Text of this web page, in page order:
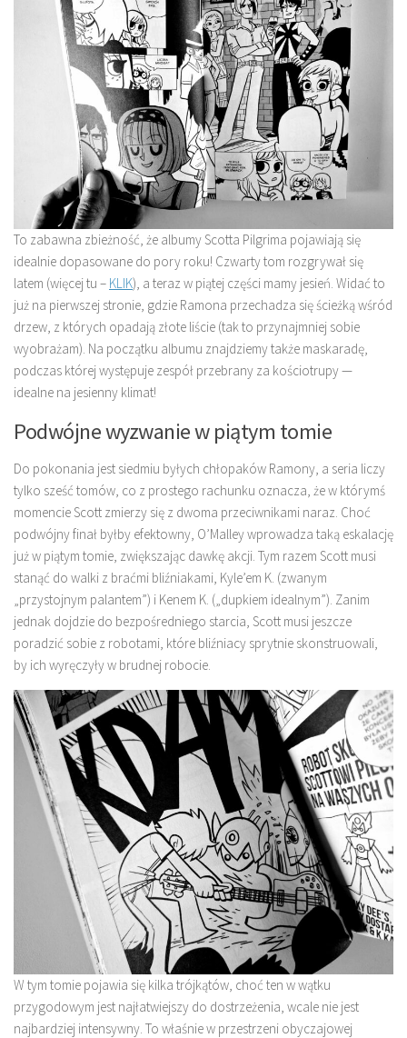
To zabawna zbieżność, że albumy Scotta Pilgrima pojawiają się
idealnie dopasowane do pory roku! Czwarty tom rozgrywał się
latem (więcej tu – KLIK), a teraz w piątej części mamy jesień. Widać to
już na pierwszej stronie, gdzie Ramona przechadza się ścieżką wśród
drzew, z których opadają złote liście (tak to przynajmniej sobie
wyobrażam). Na początku albumu znajdziemy także maskaradę,
podczas której występuje zespół przebrany za kościotrupy —
idealne na jesienny klimat!
Podwójne wyzwanie w piątym tomie
Do pokonania jest siedmiu byłych chłopaków Ramony, a seria liczy
tylko sześć tomów, co z prostego rachunku oznacza, że w którymś
momencie Scott zmierzy się z dwoma przeciwnikami naraz. Choć
podwójny finał byłby efektowny, O’Malley wprowadza taką eskalację
już w piątym tomie, zwiększając dawkę akcji. Tym razem Scott musi
stanąć do walki z braćmi bliźniakami, Kyle’em K. (zwanym
„przystojnym palantem”) i Kenem K. („dupkiem idealnym”). Zanim
jednak dojdzie do bezpośredniego starcia, Scott musi jeszcze
poradzić sobie z robotami, które bliźniacy sprytnie skonstruowali,
by ich wyręczyły w brudnej robocie.
W tym tomie pojawia się kilka trójkątów, choć ten w wątku
przygodowym jest najłatwiejszy do dostrzeżenia, wcale nie jest
najbardziej intensywny. To właśnie w przestrzeni obyczajowej